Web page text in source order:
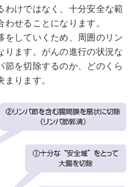
わけではなく、十分安全な範
せることになります。
をしていくため、周囲のリン
ります。がんの進行の状況な
節を切除するのか、どのくら
ります。